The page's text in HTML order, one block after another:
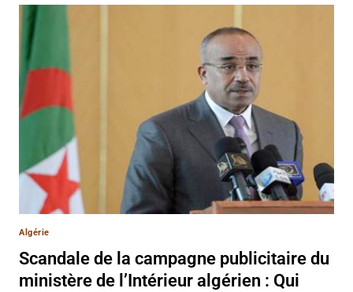
Algérie
Scandale de la campagne publicitaire du
ministère de l’Intérieur algérien : Qui